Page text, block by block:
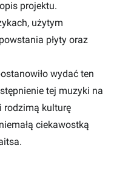
projektu.
użytym
płyty oraz
wydać ten
tej muzyki na
rodzimą kulturę
ciekawostką